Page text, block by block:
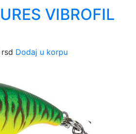
VIBROFIL
rsd Dodaj u korpu